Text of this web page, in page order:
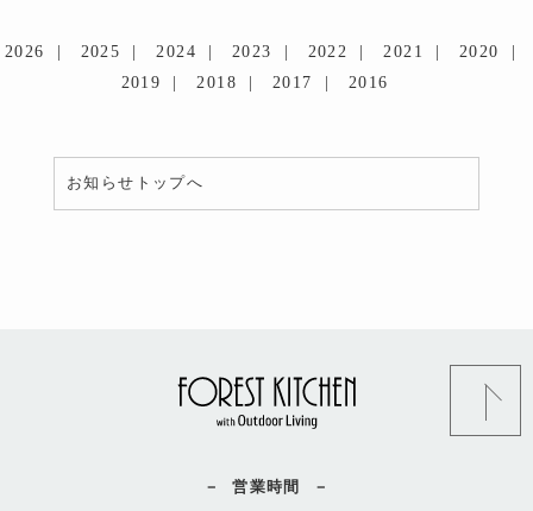
2026 2025 2024 2023 2022 2021
2020
2019
2018 2017 2016
お知らせトップへ
営業時間